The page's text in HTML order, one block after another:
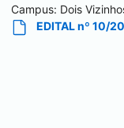
Campus: Dois
EDITAL nº 10/